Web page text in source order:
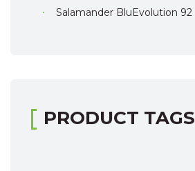
Salamander BluEvolution 92
PRODUCT TAGS